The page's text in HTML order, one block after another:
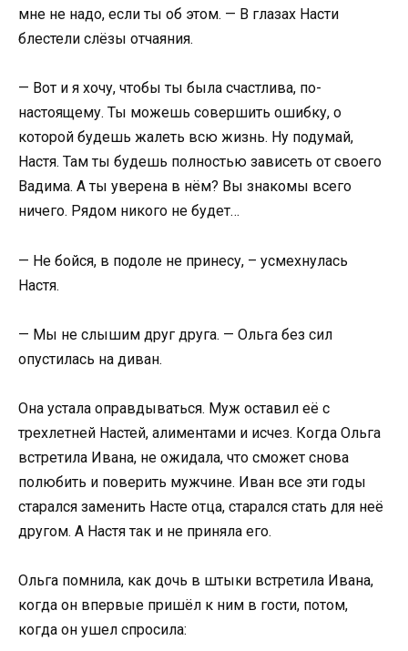
мне не надо, если ты об этом. — В глазах Насти
блестели слёзы отчаяния.
— Вот и я хочу, чтобы ты была счастлива, по-
настоящему. Ты можешь совершить ошибку, о
которой будешь жалеть всю жизнь. Ну подумай,
Настя. Там ты будешь полностью зависеть от своего
Вадима. А ты уверена в нём? Вы знакомы всего
ничего. Рядом никого не будет…
— Не бойся, в подоле не принесу, – усмехнулась
Настя.
— Мы не слышим друг друга. — Ольга без сил
опустилась на диван.
Она устала оправдываться. Муж оставил её с
трехлетней Настей, алиментами и исчез. Когда Ольга
встретила Ивана, не ожидала, что сможет снова
полюбить и поверить мужчине. Иван все эти годы
старался заменить Насте отца, старался стать для неё
другом. А Настя так и не приняла его.
Ольга помнила, как дочь в штыки встретила Ивана,
когда он впервые пришёл к ним в гости, потом,
когда он ушел спросила: